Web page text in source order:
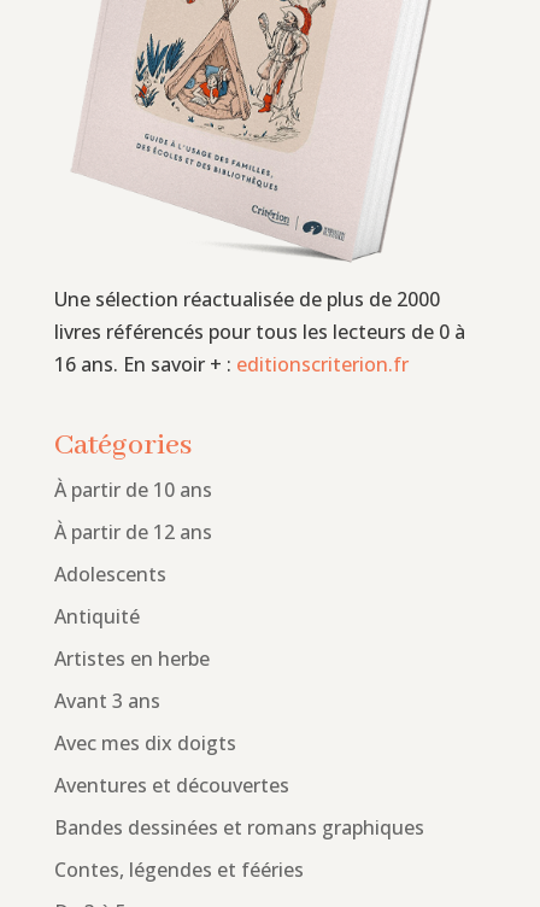
Une sélection réactualisée de plus de 2000
livres référencés pour tous les lecteurs de 0 à
16 ans. En savoir + : editionscriterion.fr
Catégories
À partir de 10 ans
À partir de 12 ans
Adolescents
Antiquité
Artistes en herbe
Avant 3 ans
Avec mes dix doigts
Aventures et découvertes
Bandes dessinées et romans graphiques
Contes, légendes et fééries